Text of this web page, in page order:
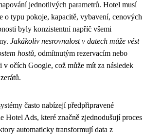
jednotlivých parametrů. Hotel musí
o typu pokoje, kapacitě, vybavení, cenových
byly konzistentní napříč všemi
Jakákoliv nesrovnalost v datech může vést
hostů, odmítnutým rezervacím nebo
v očích Google, což může mít za následek
často nabízejí předpřipravené
Hotel Ads, které značně zjednodušují proces
automaticky transformují data z